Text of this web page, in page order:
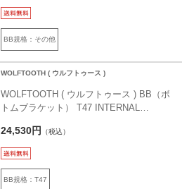
BB規格：その他
WOLFTOOTH ( ウルフトゥース )
WOLFTOOTH ( ウルフトゥース ) BB（ボ
トムブラケット） T47 INTERNAL
トパープル 24mm for Shimano
24,530円 （税込）
BB規格：T47